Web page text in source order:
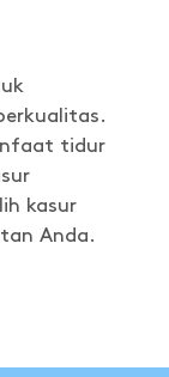
tidur
kasur
Anda.